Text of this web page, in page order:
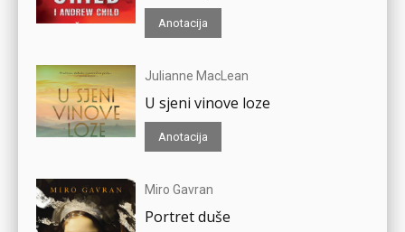
Anotacija
Julianne MacLean
U sjeni vinove loze
Anotacija
Miro Gavran
Portret duše